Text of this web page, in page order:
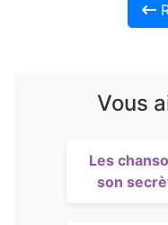
Vous
Les
son